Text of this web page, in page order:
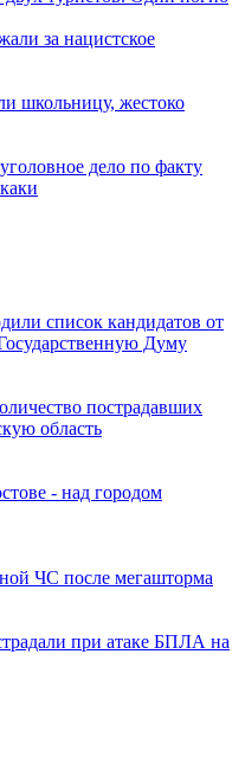
за нацистское
школьницу, жестоко
дело по факту
список кандидатов от
Думу
пострадавших
область
- над городом
ЧС после мегашторма
при атаке БПЛА на